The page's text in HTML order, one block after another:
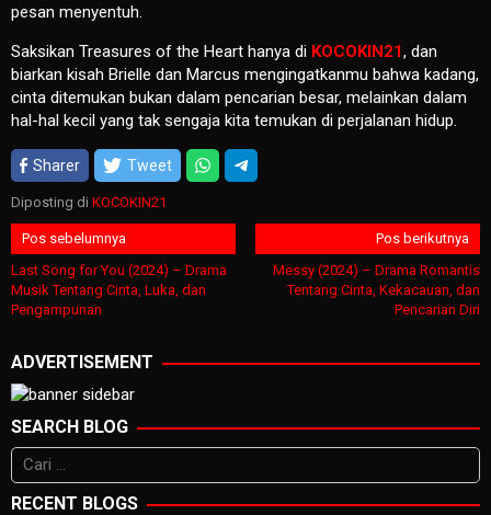
pesan menyentuh.
Saksikan Treasures of the Heart hanya di KOCOKIN21, dan
biarkan kisah Brielle dan Marcus mengingatkanmu bahwa kadang,
cinta ditemukan bukan dalam pencarian besar, melainkan dalam
hal-hal kecil yang tak sengaja kita temukan di perjalanan hidup.
Sharer Tweet
Diposting di KOCOKIN21
Navigasi
pos
Pos sebelumnya
Last Song for You (2024) – Drama
Musik Tentang Cinta, Luka, dan
Pengampunan
Pos berikutnya
Messy (2024) – Drama Romantis
Tentang Cinta, Kekacauan, dan
Pencarian Diri
ADVERTISEMENT
SEARCH BLOG
Cari
untuk:
RECENT BLOGS